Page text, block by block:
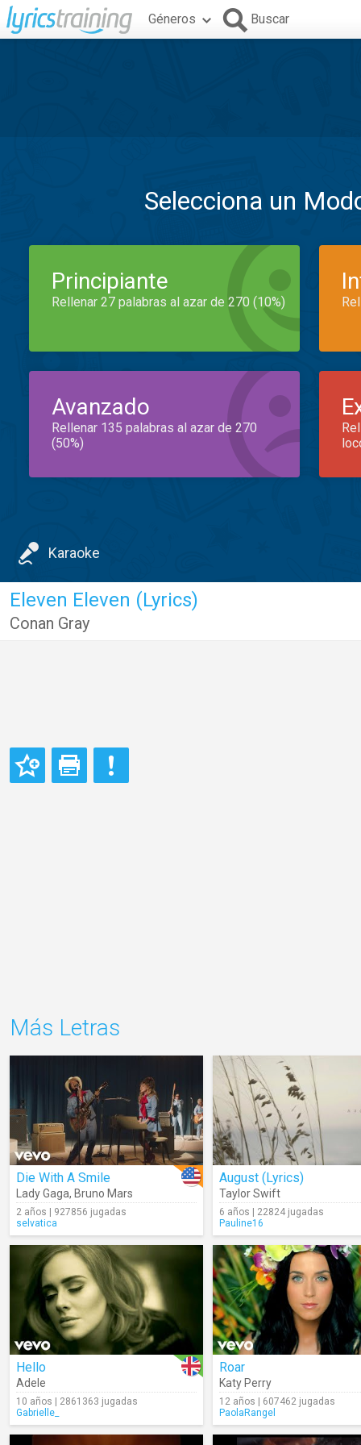
Géneros Buscar
Selecciona un
Principiante
Rellenar 27 palabras al azar de 270 (10%)
Avanzado
Rellenar 135 palabras al azar de 270
(50%)
Karaoke
Eleven Eleven (Lyrics)
Conan Gray
Más Letras
Die With A Smile
Lady Gaga, Bruno Mars
2 años | 927856 jugadas
selvatica
August (Lyrics)
Taylor Swift
6 años | 22824 jugadas
Pauline16
Hello
Adele
10 años | 2861363 jugadas
Gabrielle_
Roar
Katy Perry
12 años | 607462 jugadas
PaolaRangel